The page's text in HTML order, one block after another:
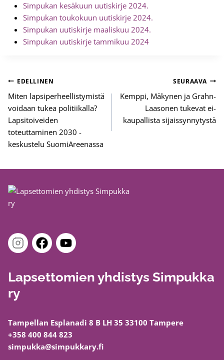
Simpukan kesäkuun uutiskirje 2024.
Simpukan toukokuun uutiskirje 2024.
Simpukan uutiskirje maaliskuu 2024.
Simpukan uutiskirje tammikuu 2024
Artikkelien
selaus
EDELLINEN
Miten lapsiperheellistymistä
voidaan tukea politiikalla?
Lapsitoiveiden
toteuttaminen 2030 -
keskustelu SuomiAreenassa
SEURAAVA
Kemppi, Mäkynen ja Grahn-
Laasonen tukevat ei-
kaupallista sijaissynnytystä
Lapsettomien yhdistys Simpukka
ry
Tampellan Esplanadi 8 B LH 35 33100 Tampere
+358 400 844 823
simpukka@simpukkary.fi